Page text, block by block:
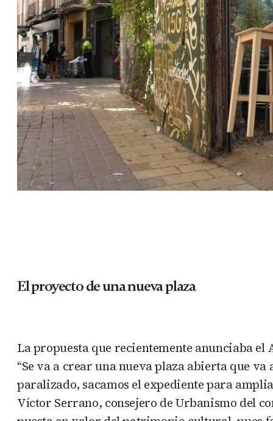
El proyecto de una nueva plaza
La propuesta que recientemente anunciaba
“Se va a crear una nueva plaza abierta que
paralizado, sacamos el expediente para
Víctor Serrano, consejero de Urbanismo del